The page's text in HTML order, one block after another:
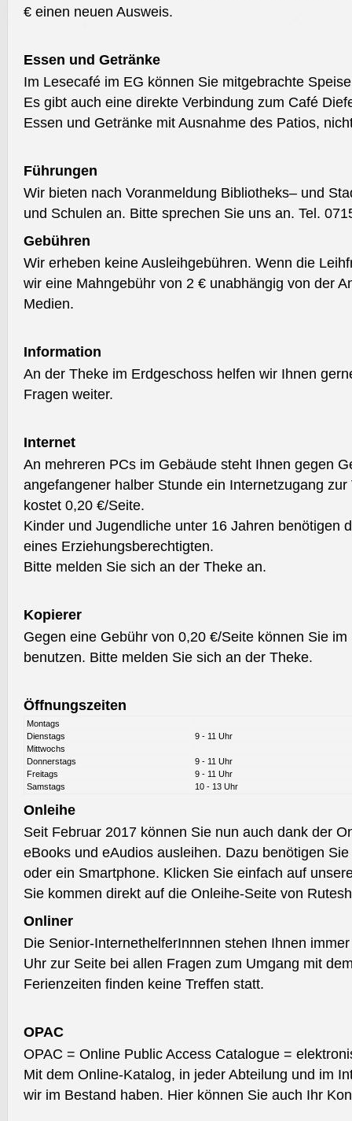
€ einen neuen Ausweis.
Essen und Getränke
Im Lesecafé im EG können Sie mitgebrachte
Es gibt auch eine direkte Verbindung zum Café
Essen und Getränke mit Ausnahme des Patios,
Führungen
Wir bieten nach Voranmeldung Bibliotheks– und
und Schulen an. Bitte sprechen Sie uns an. Tel.
Gebühren
Wir erheben keine Ausleihgebühren. Wenn die
wir eine Mahngebühr von 2 € unabhängig von der
Medien.
Information
An der Theke im Erdgeschoss helfen wir Ihnen
Fragen weiter.
Internet
An mehreren PCs im Gebäude steht Ihnen gegen
angefangener halber Stunde ein Internetzugang
kostet 0,20 €/Seite.
Kinder und Jugendliche unter 16 Jahren benötigen
eines Erziehungsberechtigten.
Bitte melden Sie sich an der Theke an.
Kopierer
Gegen eine Gebühr von 0,20 €/Seite können Sie
benutzen. Bitte melden Sie sich an der Theke.
Öffnungszeiten
Montags
Dienstags
9 - 11 Uhr
Mittwochs
Donnerstags
9 - 11 Uhr
Freitags
9 - 11 Uhr
Samstags
10 - 13 Uhr
Onleihe
Seit Februar 2017 können Sie nun auch dank der
eBooks und eAudios ausleihen. Dazu benötigen
oder ein Smartphone. Klicken Sie einfach auf
Sie kommen direkt auf die Onleihe-Seite von
Onliner
Die Senior-InternethelferInnnen stehen Ihnen
Uhr zur Seite bei allen Fragen zum Umgang mit
Ferienzeiten finden keine Treffen statt.
OPAC
OPAC = Online Public Access Catalogue =
Mit dem Online-Katalog, in jeder Abteilung und im
wir im Bestand haben. Hier können Sie auch Ihr